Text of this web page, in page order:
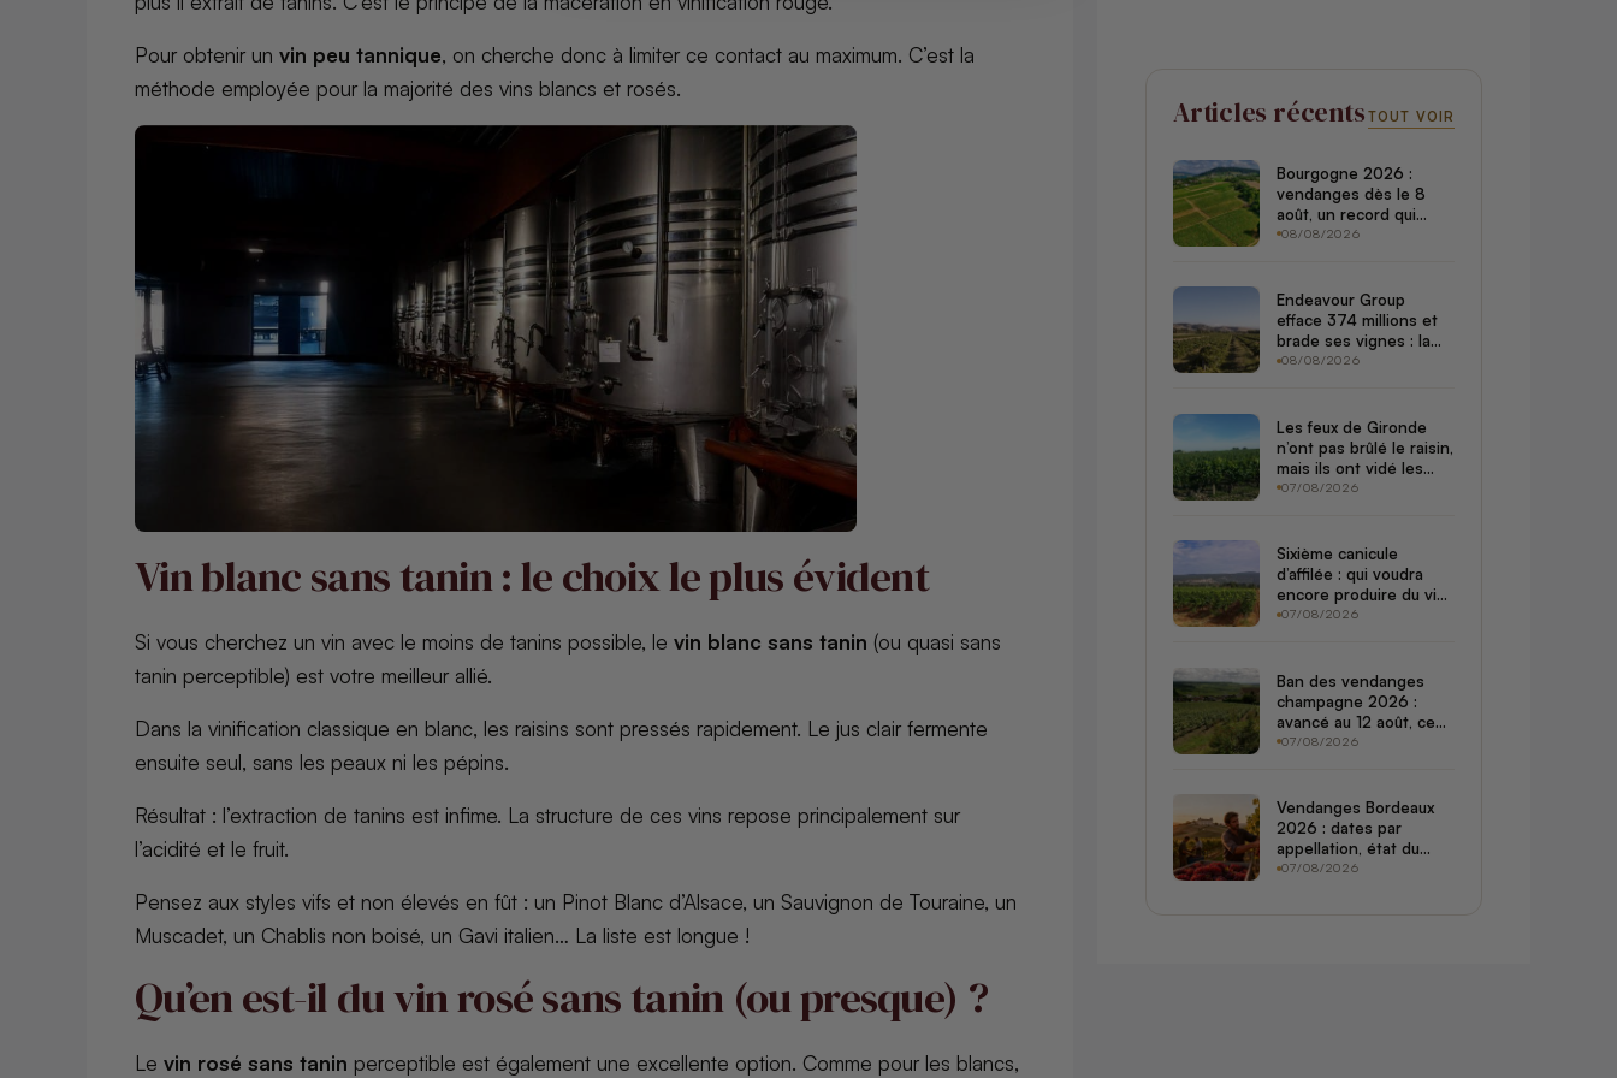
Pour obtenir un vin peu tannique, on cherche donc à limiter ce contact au maximum. C’est la
méthode employée pour la majorité des vins blancs et rosés.
Vin blanc sans tanin : le choix le plus évident
Si vous cherchez un vin avec le moins de tanins possible, le vin blanc sans tanin (ou quasi sans
tanin perceptible) est votre meilleur allié.
Dans la vinification classique en blanc, les raisins sont pressés rapidement. Le jus clair fermente
ensuite seul, sans les peaux ni les pépins.
Résultat : l’extraction de tanins est infime. La structure de ces vins repose principalement sur
l’acidité et le fruit.
Pensez aux styles vifs et non élevés en fût : un Pinot Blanc d’Alsace, un Sauvignon de Touraine, un
Muscadet, un Chablis non boisé, un Gavi italien… La liste est longue !
Qu’en est-il du vin rosé sans tanin (ou presque) ?
Le vin rosé sans tanin perceptible est également une excellente option. Comme pour les blancs,
Articles récents TOUT VOIR
Bourgogne 2026 :
vendanges dès le 8
août, un record qui
remonte aux archives
08/08/2026
Endeavour Group
efface 374 millions et
brade ses vignes : la
crise du vin australien
08/08/2026
Les feux de Gironde
n’ont pas brûlé le raisin,
mais ils ont vidé les
châteaux de leurs
07/08/2026
Sixième canicule
d’affilée : qui voudra
encore produire du vin
quand les vignerons
07/08/2026
Ban des vendanges
champagne 2026 :
avancé au 12 août, ce
que ça change pour
07/08/2026
Vendanges Bordeaux
2026 : dates par
appellation, état du
vignoble et potentiel
07/08/2026